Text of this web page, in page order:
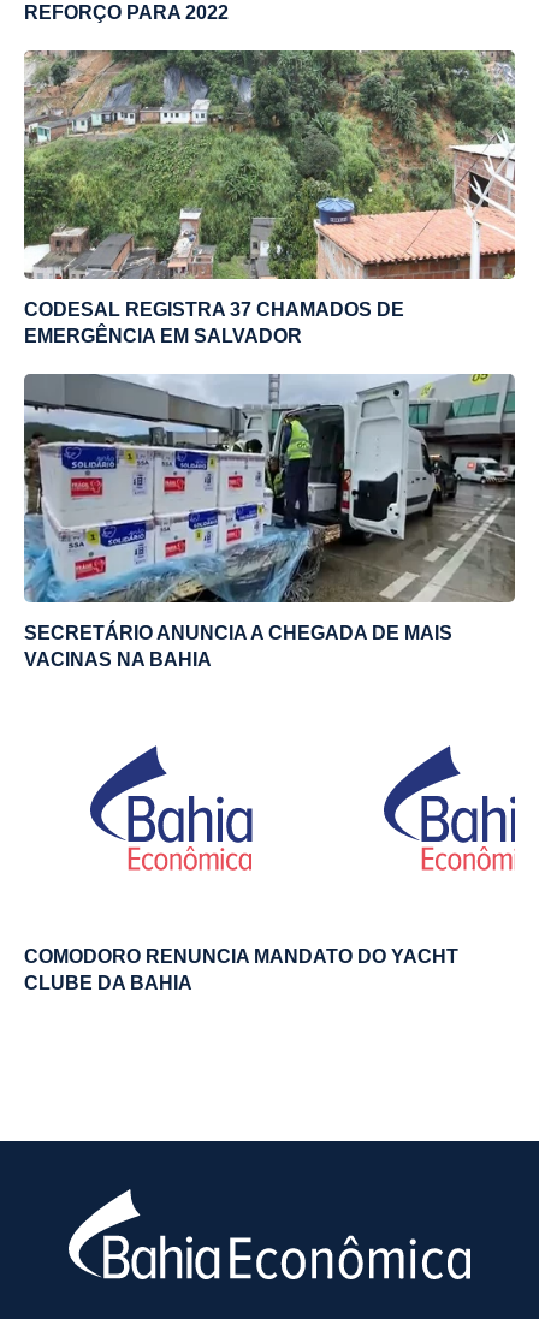
REFORÇO PARA 2022
CODESAL REGISTRA 37 CHAMADOS DE
EMERGÊNCIA EM SALVADOR
SECRETÁRIO ANUNCIA A CHEGADA DE MAIS
VACINAS NA BAHIA
COMODORO RENUNCIA MANDATO DO YACHT
CLUBE DA BAHIA